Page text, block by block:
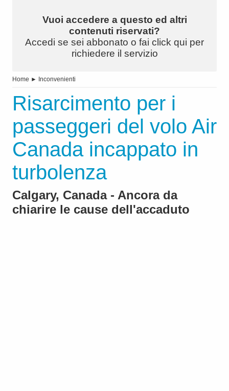
Vuoi accedere a questo ed altri
contenuti riservati?
Accedi se sei abbonato o fai click qui per
richiedere il servizio
Home ► Inconvenienti
Risarcimento per i
passeggeri del volo Air
Canada incappato in
turbolenza
Calgary, Canada - Ancora da
chiarire le cause dell'accaduto